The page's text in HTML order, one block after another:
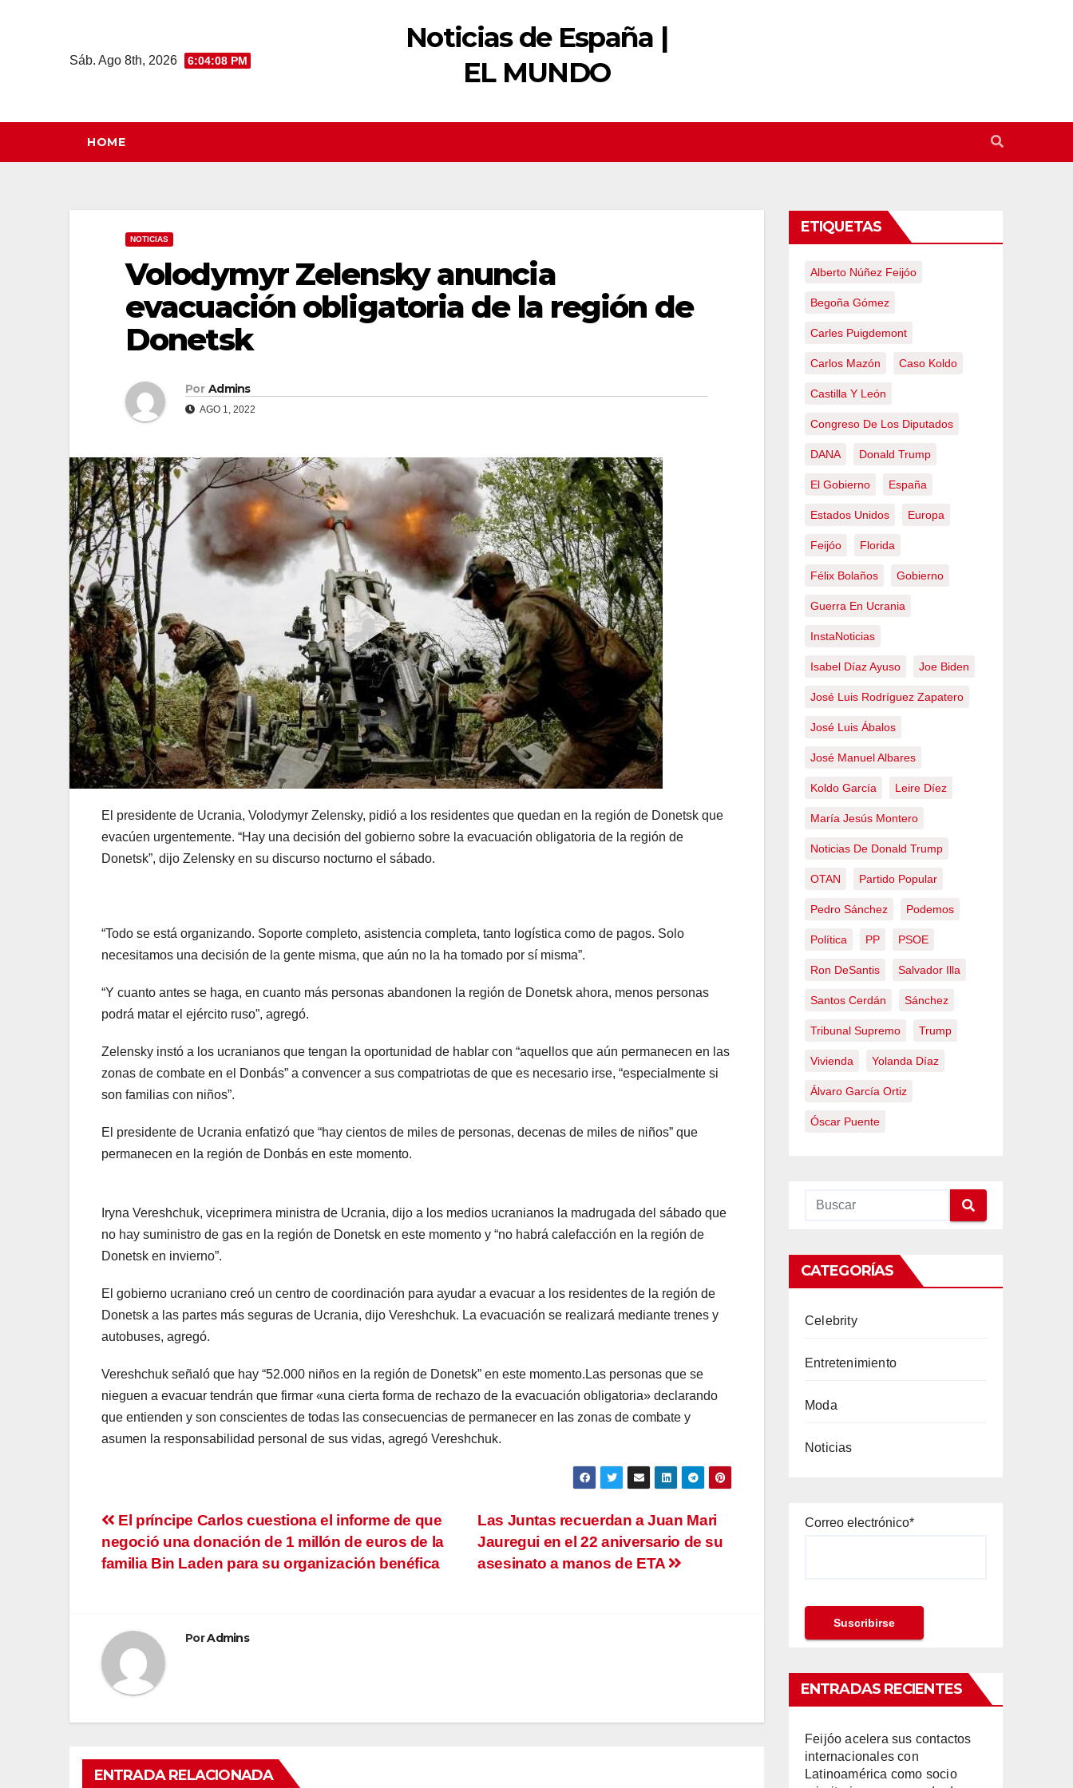
Sáb. Ago 8th, 2026 6:04:09 PM
Noticias de España |
EL MUNDO
HOME
NOTICIAS
Volodymyr Zelensky anuncia
evacuación obligatoria de la región de
Donetsk
Por Admins
AGO 1, 2022
El presidente de Ucrania, Volodymyr Zelensky, pidió a los residentes que quedan en la región de Donetsk que
evacúen urgentemente. “Hay una decisión del gobierno sobre la evacuación obligatoria de la región de
Donetsk”, dijo Zelensky en su discurso nocturno el sábado.
“Todo se está organizando. Soporte completo, asistencia completa, tanto logística como de pagos. Solo
necesitamos una decisión de la gente misma, que aún no la ha tomado por sí misma”.
“Y cuanto antes se haga, en cuanto más personas abandonen la región de Donetsk ahora, menos personas
podrá matar el ejército ruso”, agregó.
Zelensky instó a los ucranianos que tengan la oportunidad de hablar con “aquellos que aún permanecen en las
zonas de combate en el Donbás” a convencer a sus compatriotas de que es necesario irse, “especialmente si
son familias con niños”.
El presidente de Ucrania enfatizó que “hay cientos de miles de personas, decenas de miles de niños” que
permanecen en la región de Donbás en este momento.
Iryna Vereshchuk, viceprimera ministra de Ucrania, dijo a los medios ucranianos la madrugada del sábado que
no hay suministro de gas en la región de Donetsk en este momento y “no habrá calefacción en la región de
Donetsk en invierno”.
El gobierno ucraniano creó un centro de coordinación para ayudar a evacuar a los residentes de la región de
Donetsk a las partes más seguras de Ucrania, dijo Vereshchuk. La evacuación se realizará mediante trenes y
autobuses, agregó.
Vereshchuk señaló que hay “52.000 niños en la región de Donetsk” en este momento.Las personas que se
nieguen a evacuar tendrán que firmar «una cierta forma de rechazo de la evacuación obligatoria» declarando
que entienden y son conscientes de todas las consecuencias de permanecer en las zonas de combate y
asumen la responsabilidad personal de sus vidas, agregó Vereshchuk.
Navegación
de
Las Juntas recuerdan a Juan Mari
Jauregui en el 22 aniversario de su
asesinato a manos de ETA
El príncipe Carlos cuestiona el informe de que
negoció una donación de 1 millón de euros de la
familia Bin Laden para su organización benéfica
PorAdmins
ENTRADA RELACIONADA
ETIQUETAS
Alberto Núñez Feijóo
Begoña Gómez
Carles Puigdemont
Carlos Mazón Caso Koldo
Castilla Y León
Congreso De Los Diputados
DANA Donald Trump
El Gobierno España
Estados Unidos Europa
Feijóo Florida
Félix Bolaños Gobierno
Guerra En Ucrania
InstaNoticias
Isabel Díaz Ayuso Joe Biden
José Luis Rodríguez Zapatero
José Luis Ábalos
José Manuel Albares
Koldo García Leire Díez
María Jesús Montero
Noticias De Donald Trump
OTAN Partido Popular
Pedro Sánchez Podemos
Política PP PSOE
Ron DeSantis Salvador Illa
Santos Cerdán Sánchez
Tribunal Supremo Trump
Vivienda Yolanda Díaz
Álvaro García Ortiz
Óscar Puente
CATEGORÍAS
Celebrity
Entretenimiento
Moda
Noticias
Correo electrónico*
ENTRADAS RECIENTES
Feijóo acelera sus contactos
internacionales con
Latinoamérica como socio